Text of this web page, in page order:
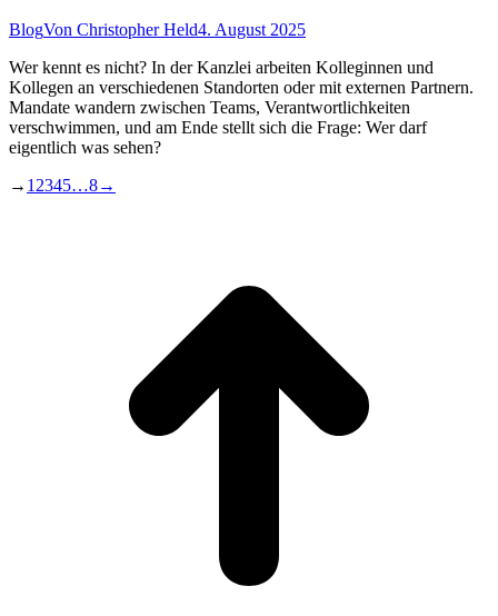
BlogVon Christopher Held4. August 2025
Wer kennt es nicht? In der Kanzlei arbeiten Kolleginnen und
Kollegen an verschiedenen Standorten oder mit externen Partnern.
Mandate wandern zwischen Teams, Verantwortlichkeiten
verschwimmen, und am Ende stellt sich die Frage: Wer darf
eigentlich was sehen?
→ 1 2345…8→